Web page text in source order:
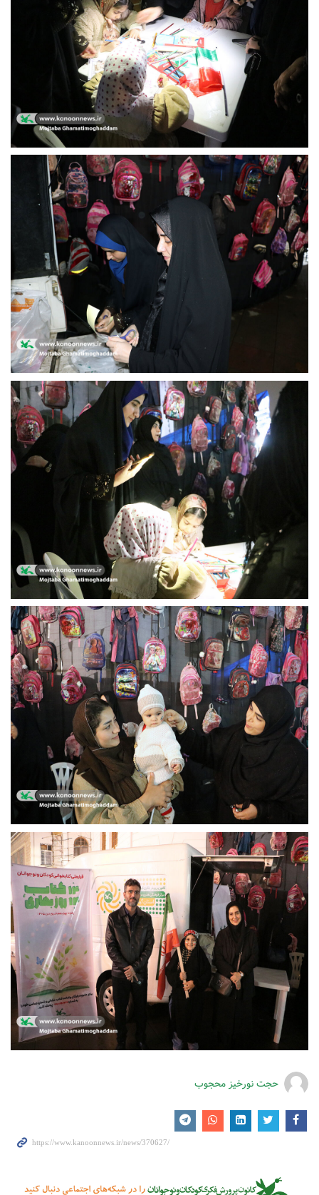
حجت نورخیز محجوب